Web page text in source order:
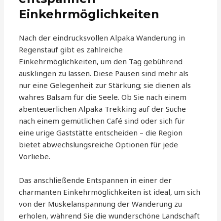
Einkehrmöglichkeiten
Nach der eindrucksvollen Alpaka Wanderung in
Regenstauf gibt es zahlreiche
Einkehrmöglichkeiten, um den Tag gebührend
ausklingen zu lassen. Diese Pausen sind mehr als
nur eine Gelegenheit zur Stärkung; sie dienen als
wahres Balsam für die Seele. Ob Sie nach einem
abenteuerlichen Alpaka Trekking auf der Suche
nach einem gemütlichen Café sind oder sich für
eine urige Gaststätte entscheiden – die Region
bietet abwechslungsreiche Optionen für jede
Vorliebe.
Das anschließende Entspannen in einer der
charmanten Einkehrmöglichkeiten ist ideal, um sich
von der Muskelanspannung der Wanderung zu
erholen, während Sie die wunderschöne Landschaft